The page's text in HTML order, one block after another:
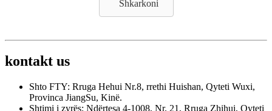
Shkarkoni
kontakt us
Shto FTY: Rruga Hehui Nr.8, rrethi Huishan, Qyteti Wuxi,
Provinca JiangSu, Kinë.
Shtimi i zyrës: Ndërtesa 4-1008, Nr. 21, Rruga Zhihui, Qyteti